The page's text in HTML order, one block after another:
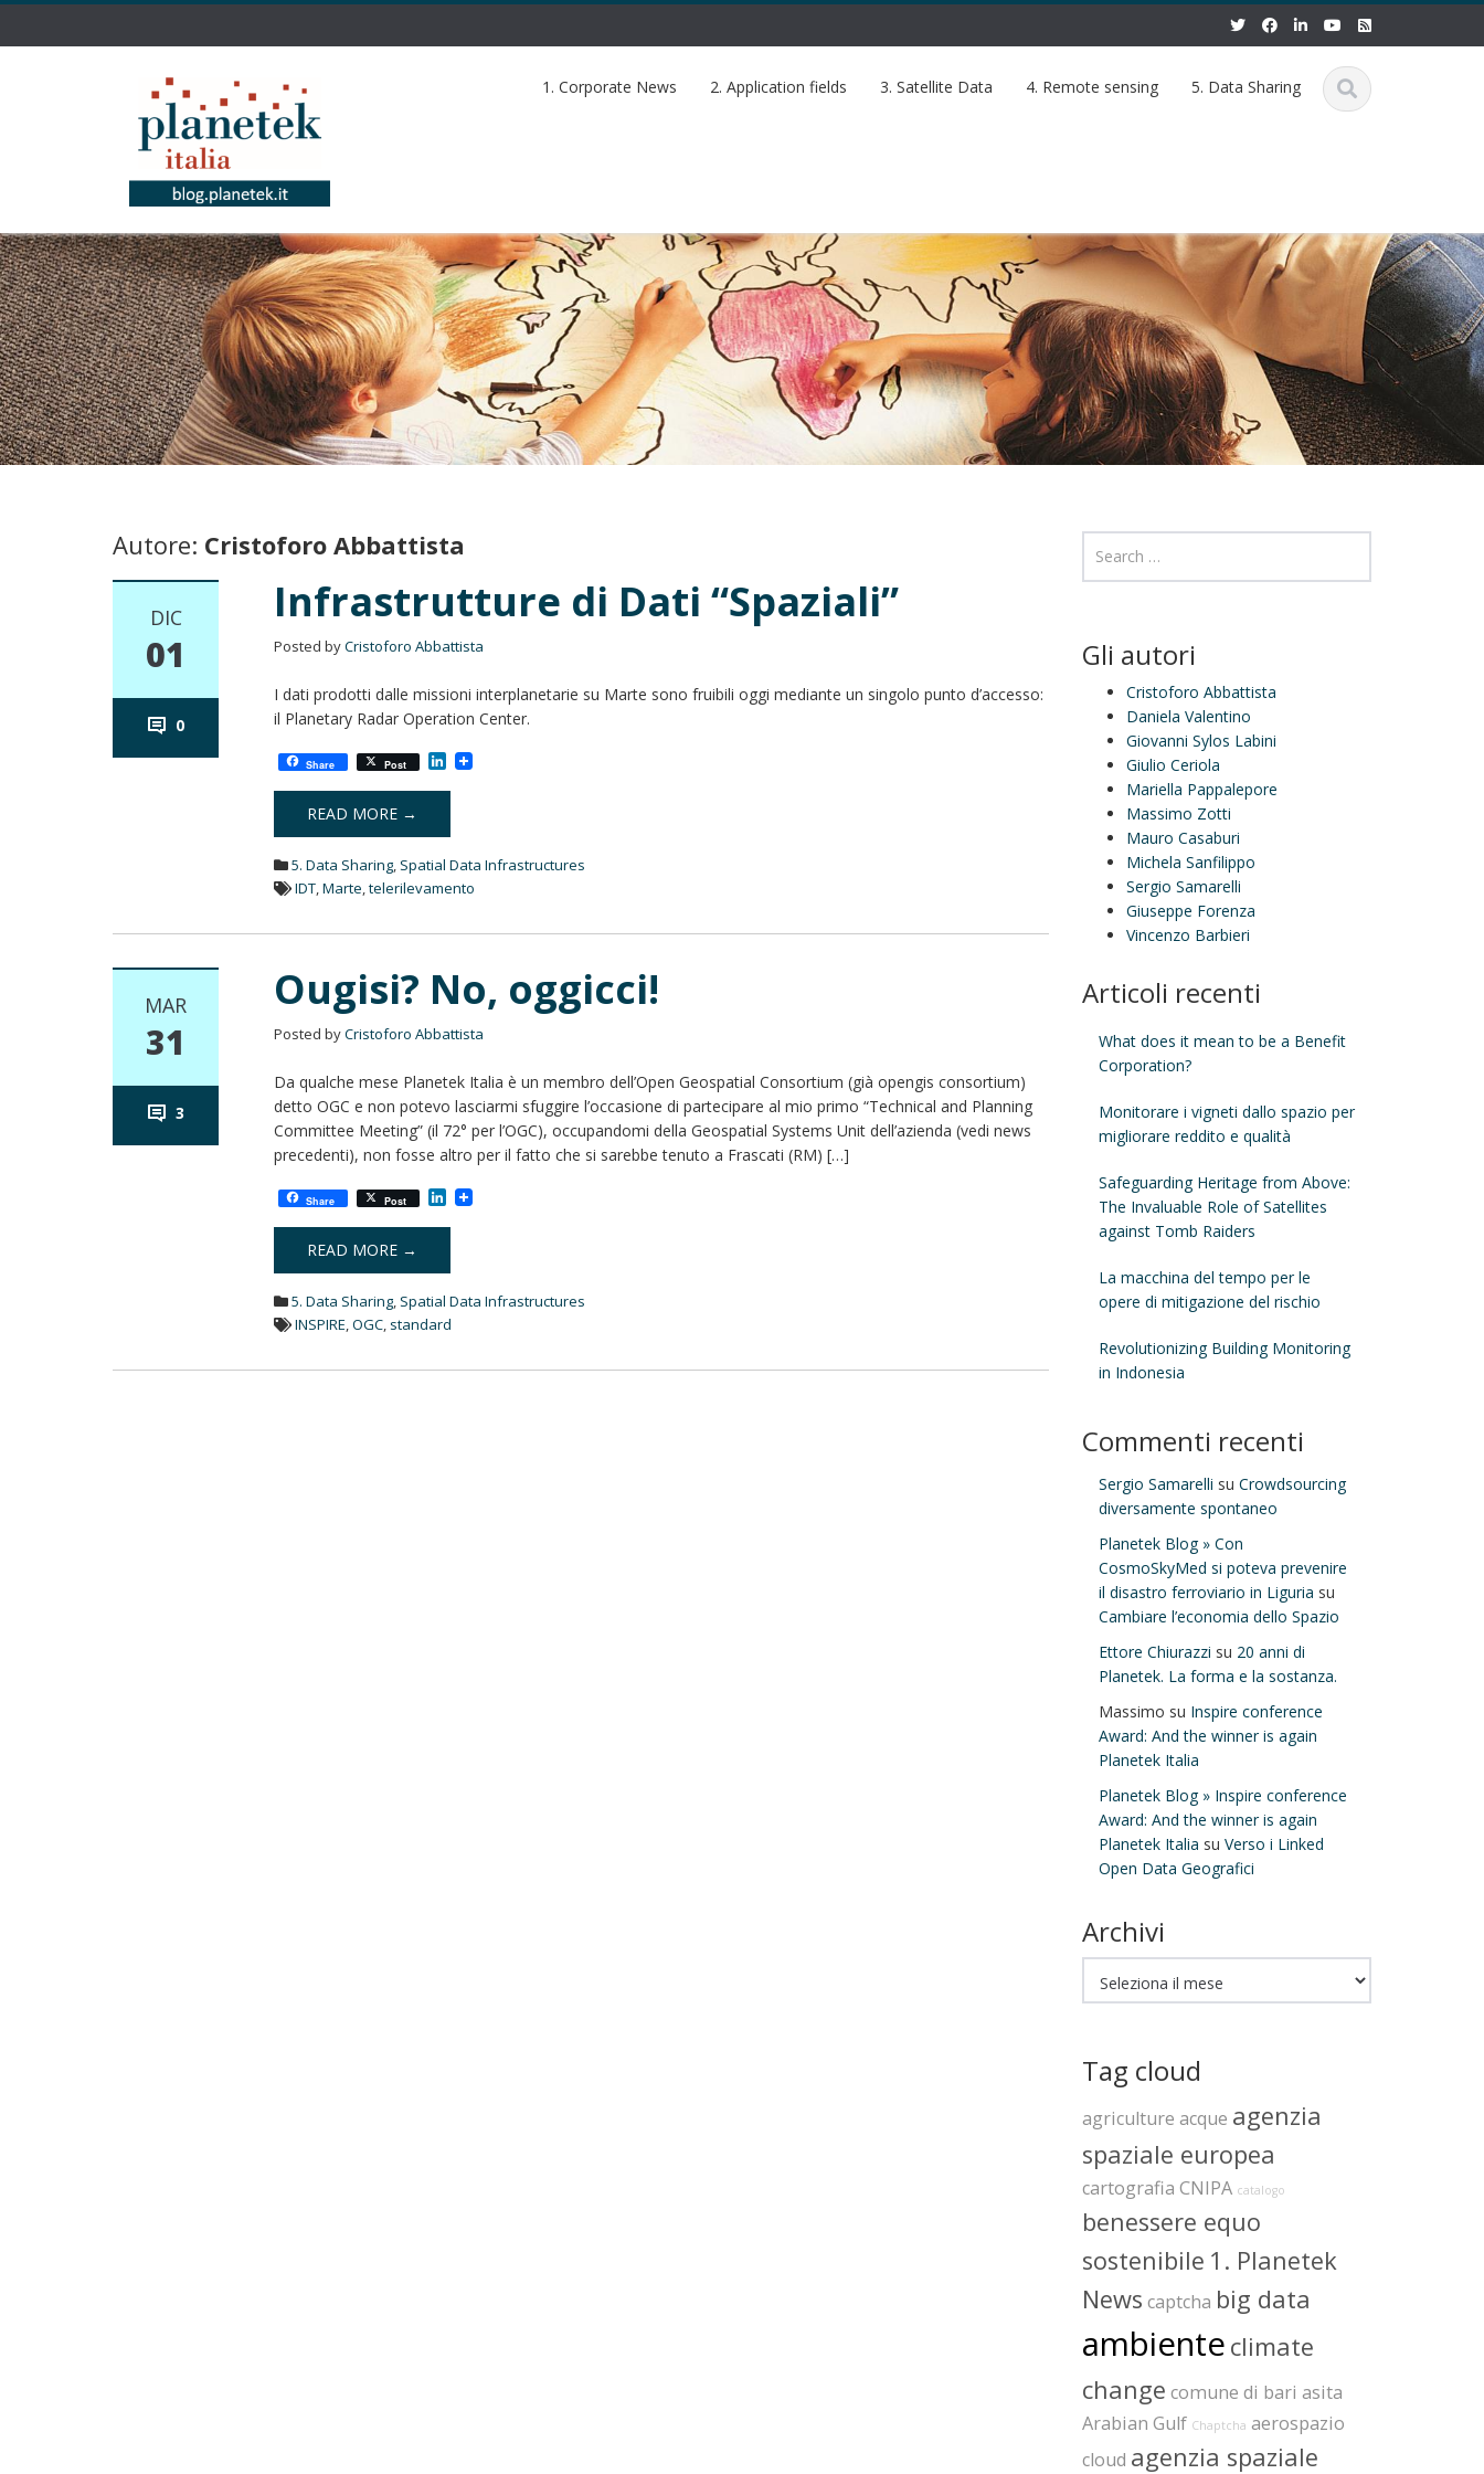
1. Corporate News 2. Application fields 3. Satellite Data 4. Remote sensing 5. Data Sharing
Autore: Cristoforo Abbattista
DIC
01
0
Infrastrutture di Dati “Spaziali”
Posted byCristoforo Abbattista
I dati prodotti dalle missioni interplanetarie su Marte sono fruibili oggi mediante un singolo punto d’accesso:
il Planetary Radar Operation Center.
Share Post L
n
e
I
n
READ MORE →
5. Data Sharing, Spatial Data Infrastructures
IDT,Marte,telerilevamento
MAR
31
3
Ougisi? No, oggicci!
Posted byCristoforo Abbattista
Da qualche mese Planetek Italia è un membro dell’Open Geospatial Consortium (già opengis consortium)
detto OGC e non potevo lasciarmi sfuggire l’occasione di partecipare al mio primo “Technical and Planning
Committee Meeting” (il 72° per l’OGC), occupandomi della Geospatial Systems Unit dell’azienda (vedi news
precedenti), non fosse altro per il fatto che si sarebbe tenuto a Frascati (RM) […]
Share Post L
n
e
I
n
READ MORE →
5. Data Sharing, Spatial Data Infrastructures
INSPIRE,OGC, standard
Gli autori
Cristoforo Abbattista
Daniela Valentino
Giovanni Sylos Labini
Giulio Ceriola
Mariella Pappalepore
Massimo Zotti
Mauro Casaburi
Michela Sanfilippo
Sergio Samarelli
Giuseppe Forenza
Vincenzo Barbieri
Articoli recenti
What does it mean to be a Benefit
Corporation?
Monitorare i vigneti dallo spazio per
migliorare reddito e qualità
Safeguarding Heritage from Above:
The Invaluable Role of Satellites
against Tomb Raiders
La macchina del tempo per le
opere di mitigazione del rischio
Revolutionizing Building Monitoring
in Indonesia
Commenti recenti
Sergio Samarelli su Crowdsourcing
diversamente spontaneo
Planetek Blog » Con
CosmoSkyMed si poteva prevenire
il disastro ferroviario in Liguria su
Cambiare l’economia dello Spazio
Ettore Chiurazzi su 20 anni di
Planetek. La forma e la sostanza.
Massimo su Inspire conference
Award: And the winner is again
Planetek Italia
Planetek Blog » Inspire conference
Award: And the winner is again
Planetek Italia su Verso i Linked
Open Data Geografici
Archivi
Tag cloud
agriculture acque agenzia
spaziale europea
cartografia CNIPA catalogo
benessere equo
sostenibile 1. Planetek
News captcha big data
ambiente climate
change comune di bari asita
Arabian Gulf Chaptcha aerospazio
cloud agenzia spaziale